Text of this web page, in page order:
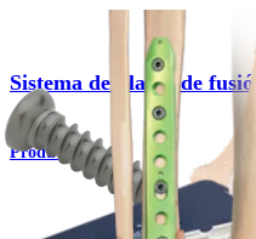
Sistema de placas de
Producto